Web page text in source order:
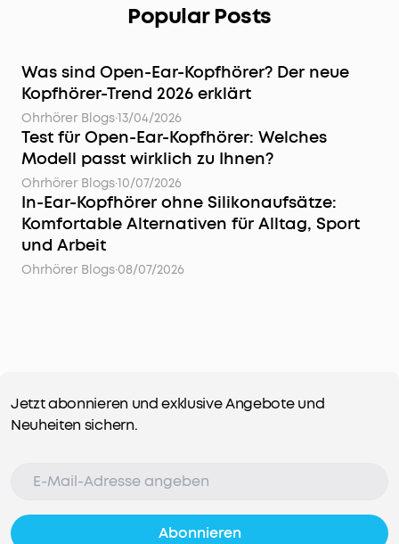
Popular Posts
Was sind Open-Ear-Kopfhörer? Der neue
Kopfhörer-Trend 2026 erklärt
Ohrhörer Blogs·13/04/2026
Test für Open-Ear-Kopfhörer: Welches
Modell passt wirklich zu Ihnen?
Ohrhörer Blogs·10/07/2026
In-Ear-Kopfhörer ohne Silikonaufsätze:
Komfortable Alternativen für Alltag, Sport
und Arbeit
Ohrhörer Blogs·08/07/2026
Jetzt abonnieren und exklusive Angebote und
Neuheiten sichern.
Abonnieren